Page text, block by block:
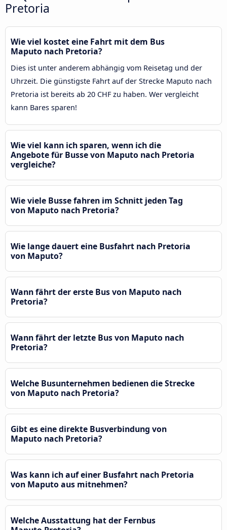
Pretoria
Wie viel kostet eine Fahrt mit dem Bus
Maputo nach Pretoria?
Dies ist unter anderem abhängig vom Reisetag und der
Uhrzeit. Die günstigste Fahrt auf der Strecke Maputo nach
Pretoria ist bereits ab 20 CHF zu haben. Wer vergleicht
kann Bares sparen!
Wie viel kann ich sparen, wenn ich die
Angebote für Busse von Maputo nach Pretoria
vergleiche?
Wie viele Busse fahren im Schnitt jeden Tag
von Maputo nach Pretoria?
Wie lange dauert eine Busfahrt nach Pretoria
von Maputo?
Wann fährt der erste Bus von Maputo nach
Pretoria?
Wann fährt der letzte Bus von Maputo nach
Pretoria?
Welche Busunternehmen bedienen die Strecke
von Maputo nach Pretoria?
Gibt es eine direkte Busverbindung von
Maputo nach Pretoria?
Was kann ich auf einer Busfahrt nach Pretoria
von Maputo aus mitnehmen?
Welche Ausstattung hat der Fernbus